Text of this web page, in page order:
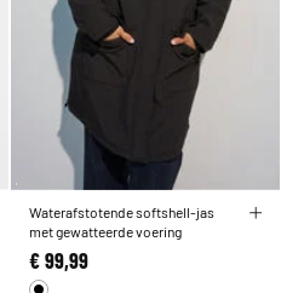
Waterafstotende softshell-jas
met gewatteerde voering
€ 99,99